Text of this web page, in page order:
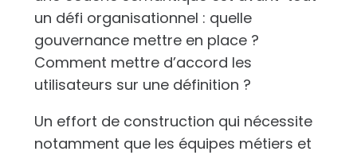
un défi organisationnel : quelle
gouvernance mettre en place ?
Comment mettre d’accord les
utilisateurs sur une définition ?
Un effort de construction qui nécessite
notamment que les équipes métiers et